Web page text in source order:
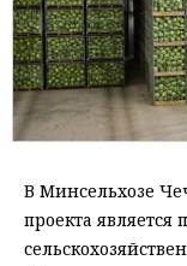
В Минсельхозе
проекта